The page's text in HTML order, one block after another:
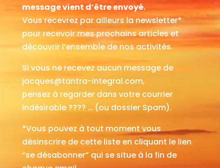
message vient d’être envoyé.
Vous recevrez par ailleurs la newsletter*
pour recevoir mes prochains articles et
découvrir l’ensemble de nos activités.
Si vous ne recevez aucun message de
jacques@tantra-integral.com,
pensez à regarder dans votre courrier
indésirable ???? … (ou dossier Spam).
*Vous pouvez à tout moment vous
désinscrire de cette liste en cliquant le lien
“se désabonner” qui se situe à la fin de